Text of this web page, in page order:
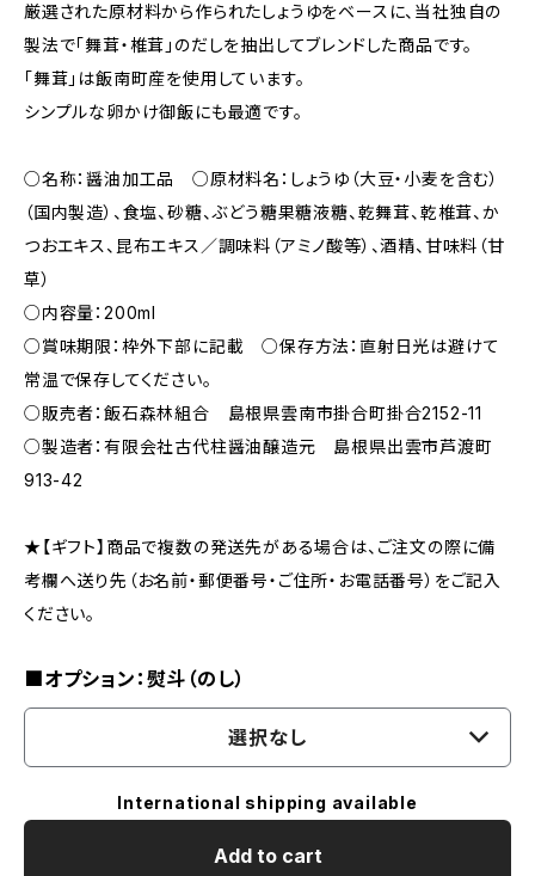
厳選された原材料から作られたしょうゆをベースに、当社独自の
製法で「舞茸・椎茸」のだしを抽出してブレンドした商品です。
「舞茸」は飯南町産を使用しています。
シンプルな卵かけ御飯にも最適です。
○名称：醤油加工品 ○原材料名：しょうゆ（大豆・小麦を含む）
（国内製造）、食塩、砂糖、ぶどう糖果糖液糖、乾舞茸、乾椎茸、か
つおエキス、昆布エキス／調味料（アミノ酸等）、酒精、甘味料（甘
草）
○内容量：200ml
○賞味期限：枠外下部に記載 ○保存方法：直射日光は避けて
常温で保存してください。
○販売者：飯石森林組合 島根県雲南市掛合町掛合2152-11
○製造者：有限会社古代柱醤油醸造元 島根県出雲市芦渡町
913-42
★【ギフト】商品で複数の発送先がある場合は、ご注文の際に備
考欄へ送り先（お名前・郵便番号・ご住所・お電話番号）をご記入
ください。
■オプション：熨斗（のし）
選択なし
International shipping available
Add to cart